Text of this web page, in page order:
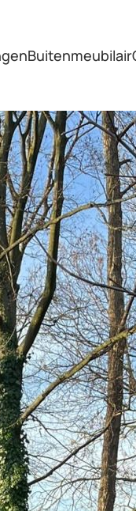
Buitenmeubilair